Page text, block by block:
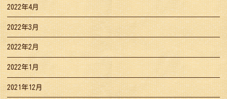
2022年4月
2022年3月
2022年2月
2022年1月
2021年12月